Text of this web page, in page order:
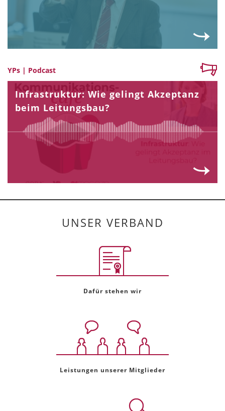
YPs | Podcast
Infrastruktur: Wie gelingt Akzeptanz
beim Leitungsbau?
UNSER VERBAND
Dafür stehen wir
Leistungen unserer Mitglieder